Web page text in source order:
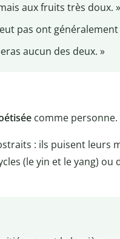
aux fruits très doux. »
pas ont
aucun des deux. »
comme personne.
: ils puisent leurs
(le yin et le yang) ou